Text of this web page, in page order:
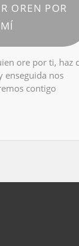
OREN POR
MÍ
ore por ti, haz
enseguida nos
contigo